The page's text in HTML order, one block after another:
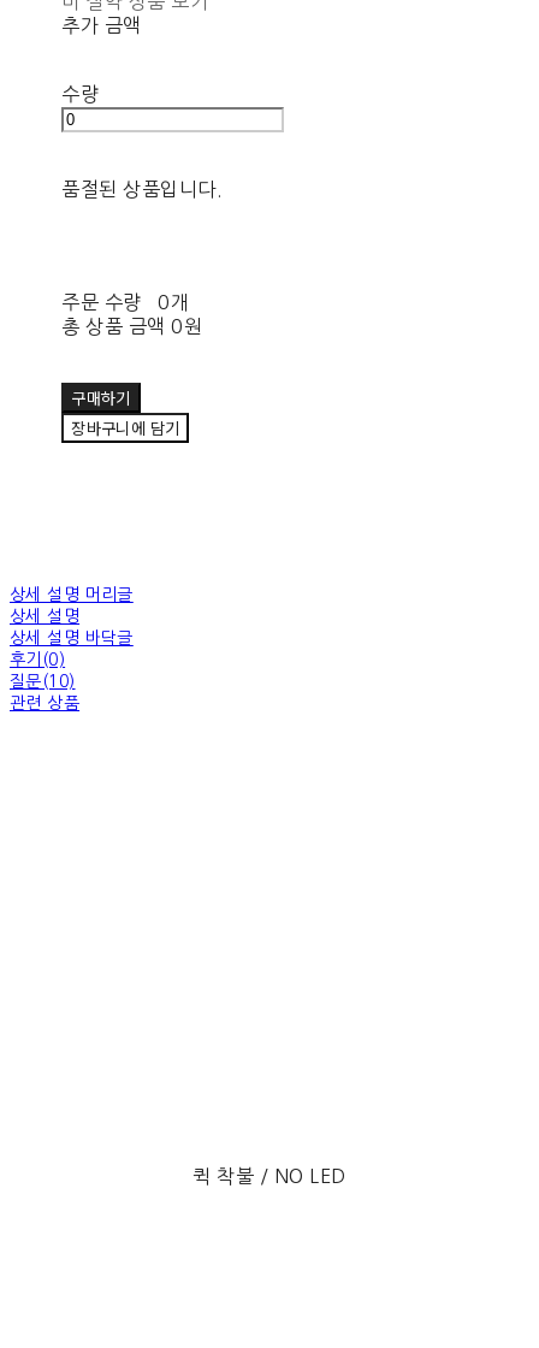
추가 금액
수량
품절된 상품입니다.
주문 수량
0개
총 상품 금액 0원
구매하기
장바구니에 담기
상세 설명 머리글
상세 설명
상세 설명 바닥글
후기(0)
질문(10)
관련 상품
퀵 착불 / NO LED